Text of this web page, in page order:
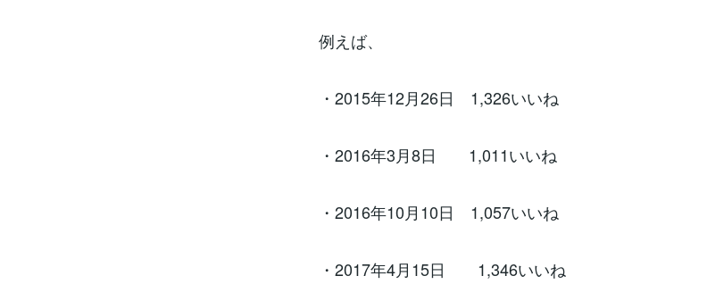
例えば、
・2015年12月26日 1,326いいね
・2016年3月8日 1,011いいね
・2016年10月10日 1,057いいね
・2017年4月15日 1,346いいね